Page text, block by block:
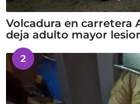
Volcadura en carretera
deja adulto mayor
2